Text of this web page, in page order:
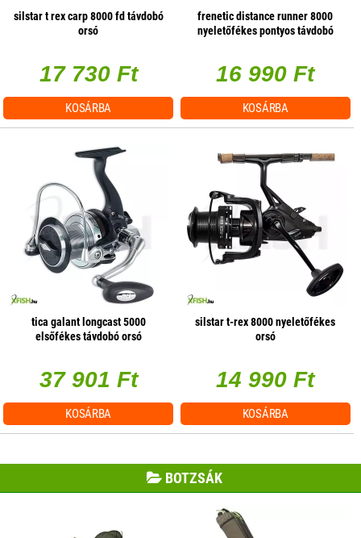
silstar t rex carp 8000 fd távdobó
orsó
17 730 Ft
KOSÁRBA
frenetic distance runner 8000
nyeletőfékes pontyos távdobó
16 990 Ft
KOSÁRBA
tica galant longcast 5000
elsőfékes távdobó orsó
37 901 Ft
KOSÁRBA
silstar t-rex 8000 nyeletőfékes
orsó
14 990 Ft
KOSÁRBA
BOTZSÁK